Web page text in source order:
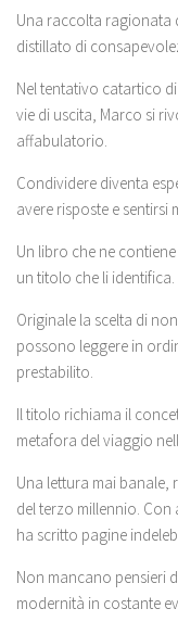
Una raccolta ragionata
distillato di
Nel tentativo catartico
vie di uscita, Marco si
affabulatorio.
Condividere diventa
avere risposte e sentirsi
Un libro che ne
un titolo che li identifica.
Originale la scelta di
possono leggere in
prestabilito.
Il titolo richiama il
metafora del viaggio
Una lettura mai banale,
del terzo millennio.
ha scritto pagine
Non mancano pensieri
modernità in costante